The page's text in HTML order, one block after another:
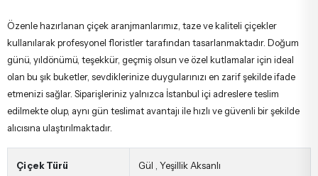
Özenle hazırlanan çiçek aranjmanlarımız, taze ve kaliteli çiçekler
kullanılarak profesyonel floristler tarafından tasarlanmaktadır. Doğum
günü, yıldönümü, teşekkür, geçmiş olsun ve özel kutlamalar için ideal
olan bu şık buketler, sevdiklerinize duygularınızı en zarif şekilde ifade
etmenizi sağlar. Siparişleriniz yalnızca İstanbul içi adreslere teslim
edilmekte olup, aynı gün teslimat avantajı ile hızlı ve güvenli bir şekilde
alıcısına ulaştırılmaktadır.
Çiçek Türü Gül Yeşillik Aksanlı